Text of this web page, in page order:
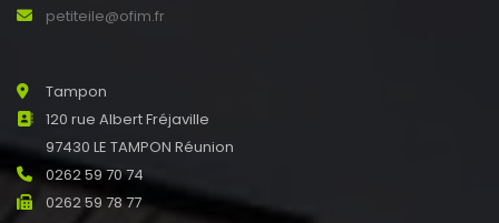
petiteile@ofim.fr
Tampon
120 rue Albert Fréjaville
97430 LE TAMPON Réunion
0262 59 70 74
0262 59 78 77